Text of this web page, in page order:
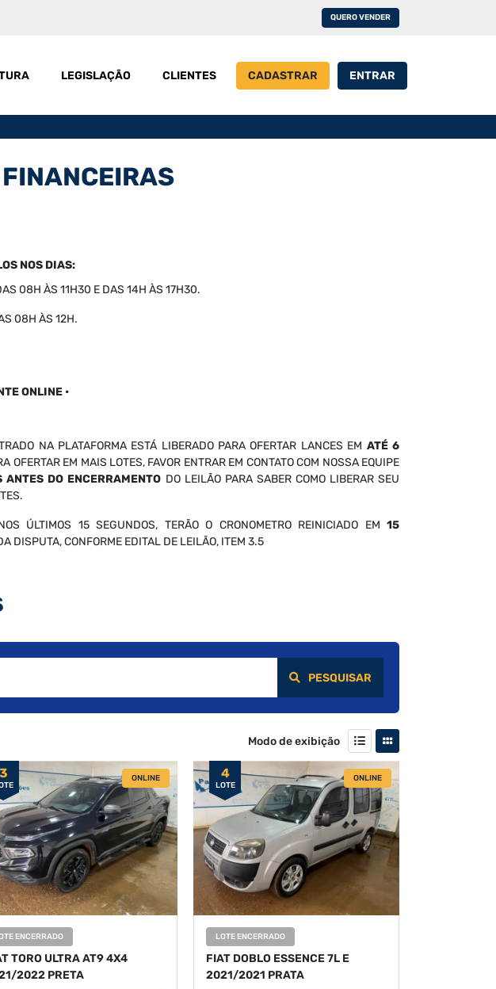
QUERO VENDER
LEGISLAÇÃO CLIENTES CADASTRAR ENTRAR
NOS DIAS:
08H ÀS 11H30 E DAS 14H ÀS 17H30.
08H ÀS 12H.
ONLINE •
NA PLATAFORMA ESTÁ LIBERADO PARA OFERTAR LANCES EM ATÉ 6
OFERTAR EM MAIS LOTES, FAVOR ENTRAR EM CONTATO COM NOSSA EQUIPE
ANTES DO ENCERRAMENTO DO LEILÃO PARA SABER COMO LIBERAR SEU
ÚLTIMOS 15 SEGUNDOS, TERÃO O CRONOMETRO REINICIADO EM 15
DISPUTA, CONFORME EDITAL DE LEILÃO, ITEM 3.5
PESQUISAR
Modo de exibição
3 ONLINE
ENCERRADO
TORO ULTRA AT9 4X4
2022 PRETA
4
LOTE
ONLINE
LOTE ENCERRADO
FIAT DOBLO ESSENCE 7L E
2021/2021 PRATA